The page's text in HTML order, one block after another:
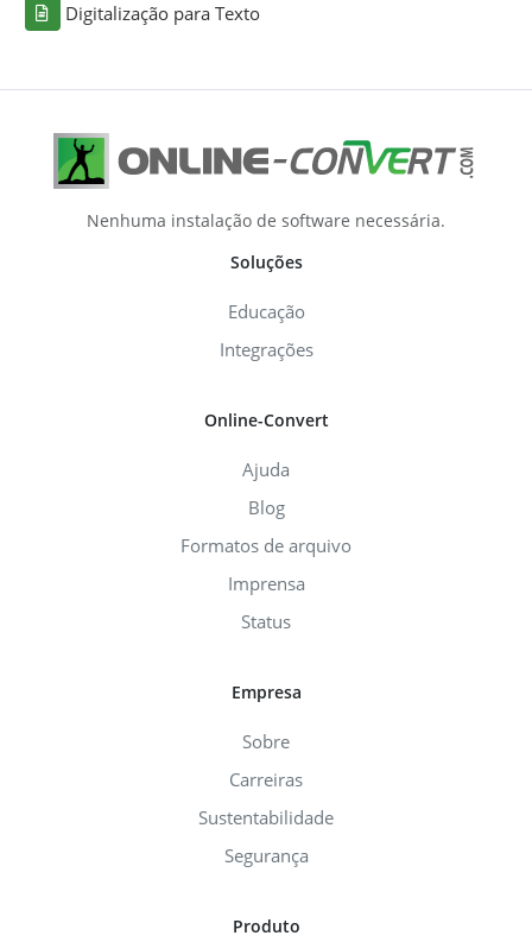
Digitalização para Texto
Nenhuma instalação de software necessária.
Soluções
Educação
Integrações
Online-Convert
Ajuda
Blog
Formatos de arquivo
Imprensa
Status
Empresa
Sobre
Carreiras
Sustentabilidade
Segurança
Produto